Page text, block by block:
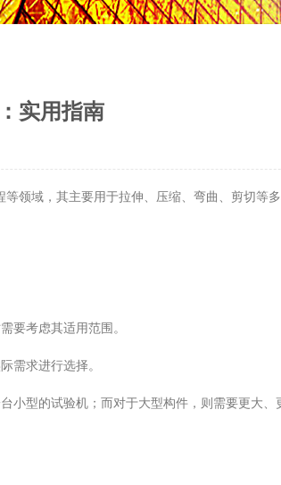
实用指南
域，其主要用于拉伸、压缩、弯曲、剪切等
考虑其适用范围。
需求进行选择。
型的试验机；而对于大型构件，则需要更大、